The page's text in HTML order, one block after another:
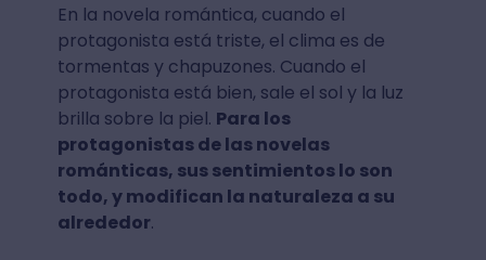
En la novela romántica, cuando el
protagonista está triste, el clima es de
tormentas y chapuzones. Cuando el
protagonista está bien, sale el sol y la luz
brilla sobre la piel. Para los
protagonistas de las novelas
románticas, sus sentimientos lo son
todo, y modifican la naturaleza a su
alrededor.